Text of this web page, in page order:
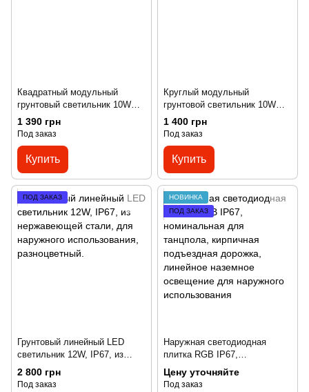
Квадратный модульный
грунтовый светильник 10W
IP67
1 390 грн
Под заказ
Купить
Круглый модульный
грунтовой светильник 10W
IP67
1 400 грн
Под заказ
Купить
ПОД ЗАКАЗ
Грунтовый линейный LED
светильник 12W, IP67, из
нержавеющей стали, для
наружного использования,
2 800 грн
Под заказ
НОВИНКА
ПОД ЗАКАЗ
Наружная светодиодная
плитка RGB IP67,
номинальная для танцпола,
кирпичная подъездная
Цену уточняйте
Под заказ